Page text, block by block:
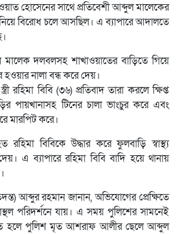
হোসেনের সাথে প্রতিবেশী আব্দুল মালেকের
বিরোধ চলে আসছিল। এ ব্যাপারে আদালতে
দলবলসহ শাখাওয়াতের বাড়িতে গিয়ে
নালা বন্ধ করে দেয়।
রহিমা বিবি (৩৬) প্রতিবাদ তারা করলে ক্ষিপ্ত
পায়খানাসহ টিনের চালা ভাংচুর করে এবং
মারপিট করে।
বিবিকে উদ্ধার করে ফুলবাড়ি স্বাস্থ্য
এ ব্যাপারে রহিমা বিবি বাদি হয়ে থানায়
আব্দুর রহমান জানান, অভিযোগের প্রেক্ষিতে
পরিদর্শনে যায়। এ সময় পুলিশের সামনেই
হলে পুলিশ মৃত আশরাফ আলীর ছেলে আব্দুল